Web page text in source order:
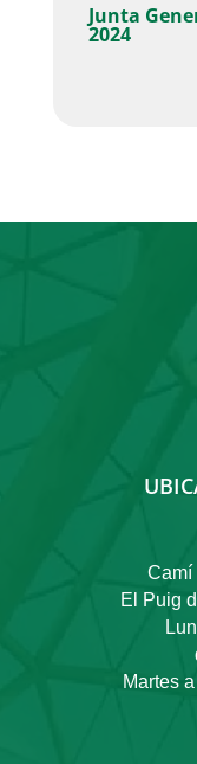
Junta
2024
Camí
El Puig
Martes